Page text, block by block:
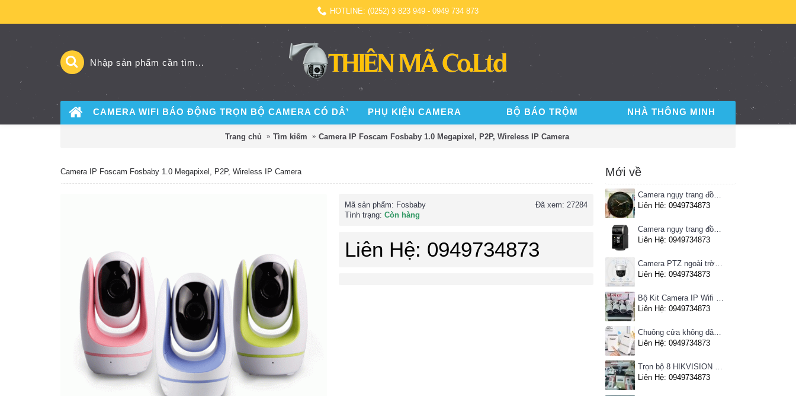
HOTLINE: (0252) 3 823 949 - 0949 734 873
CAMERA WIFI BÁO ĐỘNG TRỌN BỘ CAMERA CÓ DÂY PHỤ KIỆN CAMERA BỘ BÁO TRỘM NHÀ THÔNG MINH
Trang chủ Tìm kiếm Camera IP Foscam Fosbaby 1.0 Megapixel, P2P, Wireless IP Camera
Mới về
Camera ngụy trang đồng hồ treo tường
Liên Hệ: 0949734873
Camera ngụy trang đồng hồ để bàn
Liên Hệ: 0949734873
Camera PTZ ngoài trời Imou 4MP
Liên Hệ: 0949734873
Bộ Kit Camera IP Wifi HIKVISION
Liên Hệ: 0949734873
Chuông cửa không dây Pingron
Liên Hệ: 0949734873
Trọn bộ 8 HIKVISION giá rẻ
Liên Hệ: 0949734873
Camera IP Foscam Fosbaby 1.0 Megapixel, P2P, Wireless IP Camera
Đã xem: 27284
Mã sản phẩm: Fosbaby
Tình trạng: Còn hàng
Liên Hệ: 0949734873